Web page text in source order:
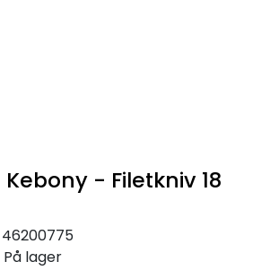
- Filetkniv 18
46200775
På lager